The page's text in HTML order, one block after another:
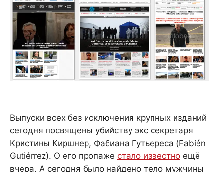
Выпуски всех без исключения крупных изданий
сегодня посвящены убийству экс секретаря
Кристины Киршнер, Фабиана Гутьереса (Fabién
Gutiérrez). О его пропаже стало известно ещё
вчера. А сегодня было найдено тело мужчины